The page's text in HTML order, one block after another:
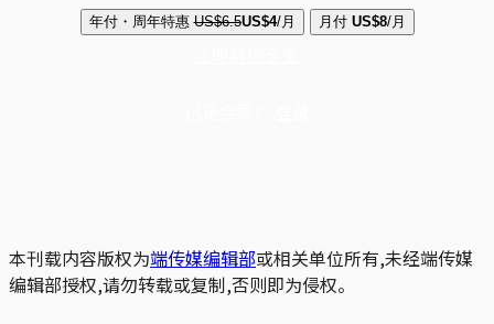
年付・周年特惠 US$6.5US$4/月 月付 US$8/月
本刊载内容版权为端传媒编辑部或相关单位所有,未经端传媒
编辑部授权,请勿转载或复制,否则即为侵权。